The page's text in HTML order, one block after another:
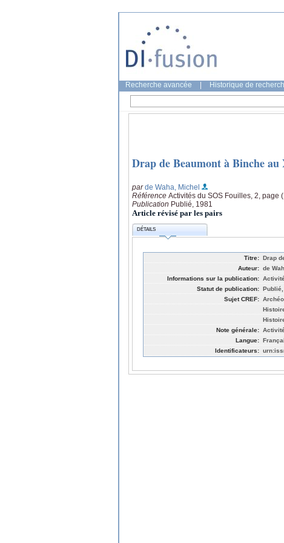
Recherche avancée Historique de
Drap de Beaumont à Binche au
parde Waha, Michel
Référence Activités du SOS Fouilles, 2, page
Publication Publié, 1981
Article révisé par les pairs
DÉTAILS
Titre: Drap
Auteur: de
Informations sur la publication:
Statut de publication: Publié,
Sujet CREF:
Note générale:
Langue:
Identificateurs: